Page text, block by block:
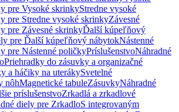
pre Vysoké skrinkyStredne vysoké
pre Stredne vysoké skrinkyZávesné
pre Závesné skrinkyĎalší kúpeľňový
pre Ďalší kúpeľňový nábytokNástenné
pre Nástenné poličkyPríslušenstvoNáhradné
Priehradky do zásuvky a organizačné
a háčiky na uterákySvetelné
nôhMagnetické tabuleZásuvkyNáhradné
príslušenstvoZrkadlá a zrkadlové
diely pre ZrkadloS integrovaným